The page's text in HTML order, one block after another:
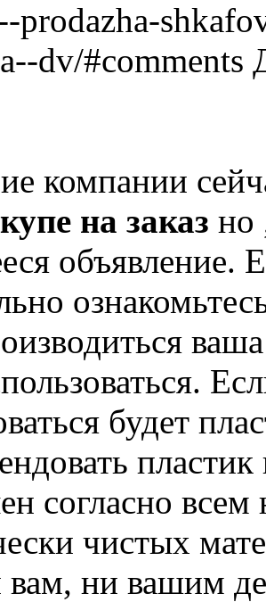
prodazha-
dv/#comments
на заказ но
объявление.
будет
согласно
чистых
вам, ни вашим